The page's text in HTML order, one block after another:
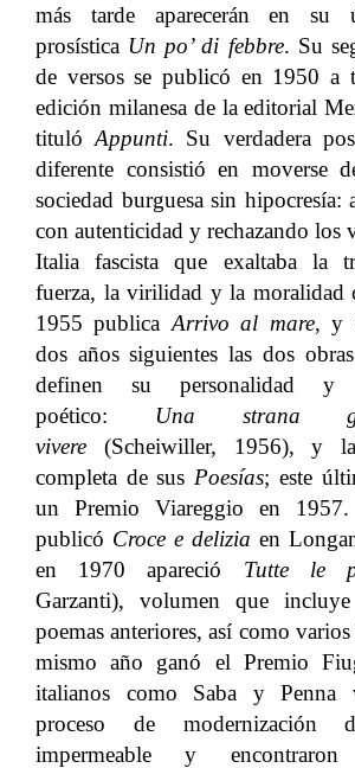
más tarde aparecerán en su
prosística Un po’ di febbre. Su
de versos se publicó en 1950 a
edición milanesa de la editorial
titulóAppunti. Su verdadera
diferente consistió en moverse
sociedad burguesa sin hipocresía:
con autenticidad y rechazando los
Italia fascista que exaltaba la
fuerza, la virilidad y la moralidad
1955 publica Arrivo al mare, y
dos años siguientes las dos
definen su personalidad
poético: Una strana
vivere (Scheiwiller, 1956), y
completa de sus Poesías; este
un Premio Viareggio en 1957.
publicó Croce e delizia en
en 1970 apareció Tutte le
Garzanti), volumen que
poemas anteriores, así como
mismo año ganó el Premio
italianos como Saba y Penna
proceso de modernización
impermeable y encontraron